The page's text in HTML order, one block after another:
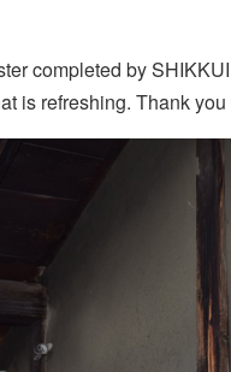
completed by
is refreshing. Thank